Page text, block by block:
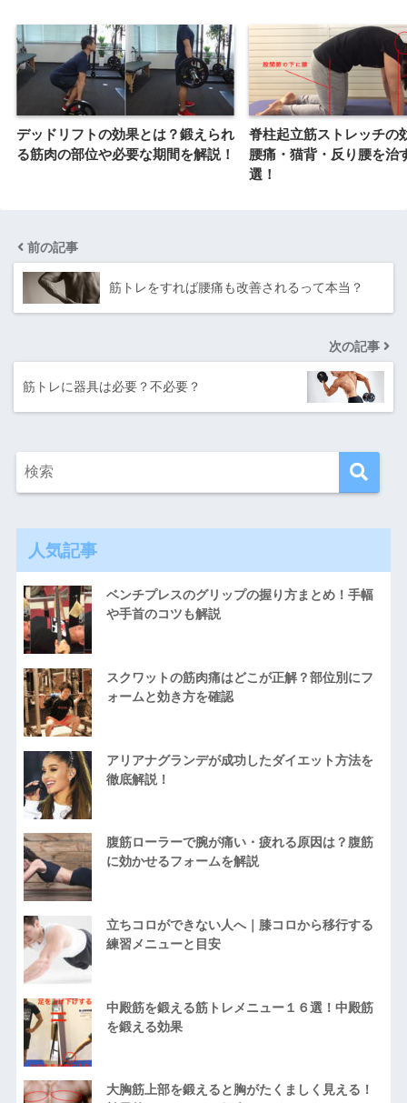
デッドリフトの効果とは？鍛えられ
る筋肉の部位や必要な期間を解説！
脊柱起立筋ストレッチの
腰痛・猫背・反り腰を治
選！
前の記事
筋トレをすれば腰痛も改善されるって本当？
次の記事
筋トレに器具は必要？不必要？
人気記事
ベンチプレスのグリップの握り方まとめ！手幅
や手首のコツも解説
スクワットの筋肉痛はどこが正解？部位別にフ
ォームと効き方を確認
アリアナグランデが成功したダイエット方法を
徹底解説！
腹筋ローラーで腕が痛い・疲れる原因は？腹筋
に効かせるフォームを解説
立ちコロができない人へ｜膝コロから移行する
練習メニューと目安
中殿筋を鍛える筋トレメニュー１６選！中殿筋
を鍛える効果
大胸筋上部を鍛えると胸がたくましく見える！